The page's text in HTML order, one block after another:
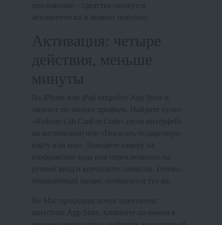
приложение – средства спишутся
автоматически в момент покупки.
Активация: четыре
действия, меньше
минуты
На iPhone или iPad откройте App Store и
тапните по иконке профиля. Найдите пункт
«Redeem Gift Card or Code» (если интерфейс
на английском) или «Погасить подарочную
карту или код». Наведите камеру на
изображение кода или переключитесь на
ручной ввод и впечатайте символы. Готово –
обновлённый баланс отобразится тут же.
На Mac процедура почти идентична:
запустите App Store, кликните по имени в